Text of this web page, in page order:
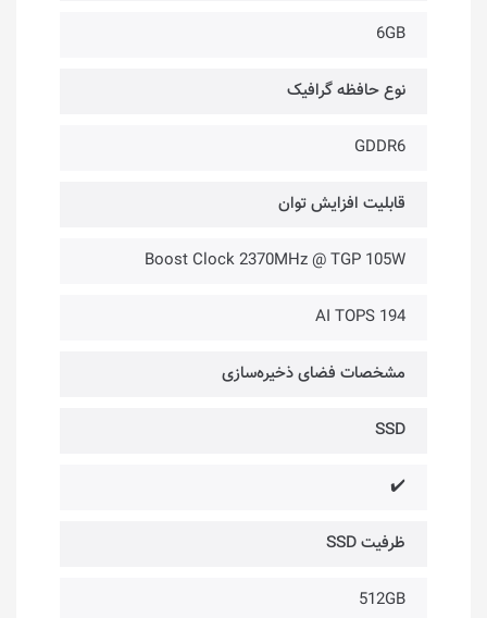
6GB
نوع حافظه گرافیک
GDDR6
قابلیت افزایش توان
Boost Clock 2370MHz @ TGP 105W
194 AI TOPS
مشخصات فضای ذخیره‌سازی
SSD
✔️
ظرفیت SSD
512GB